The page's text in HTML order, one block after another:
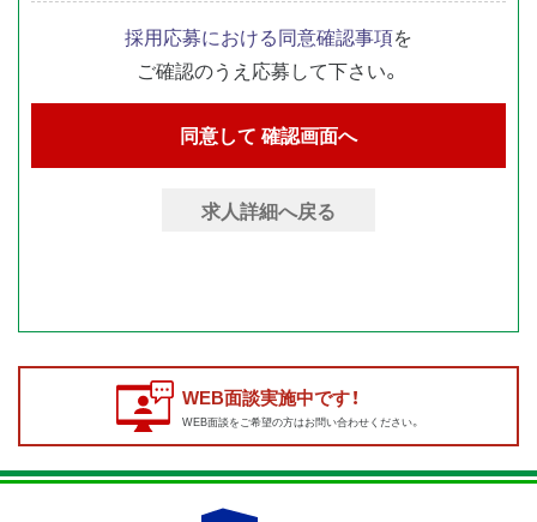
採用応募における同意確認事項を
ご確認のうえ応募して下さい。
求人詳細へ戻る
WEB面談実施中です！
WEB面談をご希望の方はお問い合わせください。